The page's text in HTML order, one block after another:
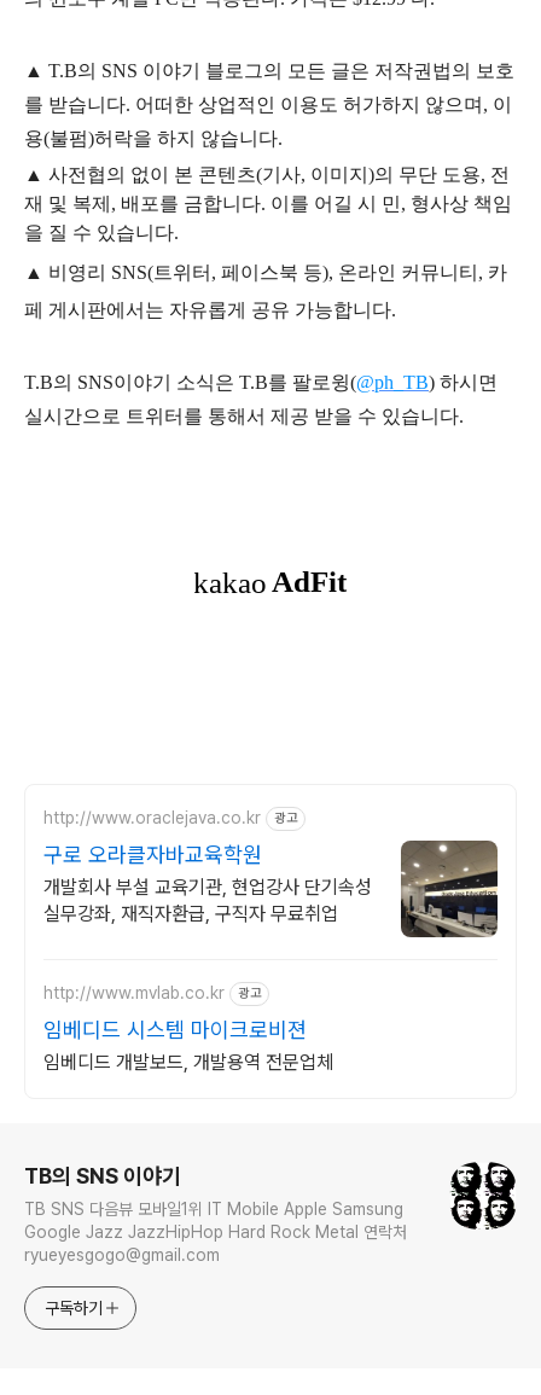
▲ T.B의 SNS 이야기 블 로그의 모든 글은 저작권법의 보호
를 받습니다. 어떠한 상업적인 이용도 허가하지 않으며, 이
용(불펌)허락을 하지 않습니다.
▲ 사전협의 없이 본 콘텐츠(기사, 이미지)의 무단 도용, 전
재 및 복제, 배포를 금합니다. 이를 어길 시 민, 형사상 책임
을 질 수 있습니다.
▲ 비영리 SNS(트위터, 페이스북 등), 온라인 커뮤니티, 카
페 게시판에서는 자유롭게 공유 가능합니다.
T.B의 SNS이야기 소식은 T.B를 팔로윙(@ph_TB) 하시면
실시간으로 트위터를 통해서 제공 받을 수 있습니다.
http://www.oraclejava.co.kr 광고
구로 오라클자바교육학원
개발회사 부설 교육기관, 현업강사 단기속성
실무강좌, 재직자환급, 구직자 무료취업
http://www.mvlab.co.kr 광고
임베디드 시스템 마이크로비젼
임베디드 개발보드, 개발용역 전문업체
TB의 SNS 이야기
TB SNS 다음뷰 모바일1위 IT Mobile Apple Samsung
Google Jazz JazzHipHop Hard Rock Metal 연락처
ryueyesgogo@gmail.com
구독하기